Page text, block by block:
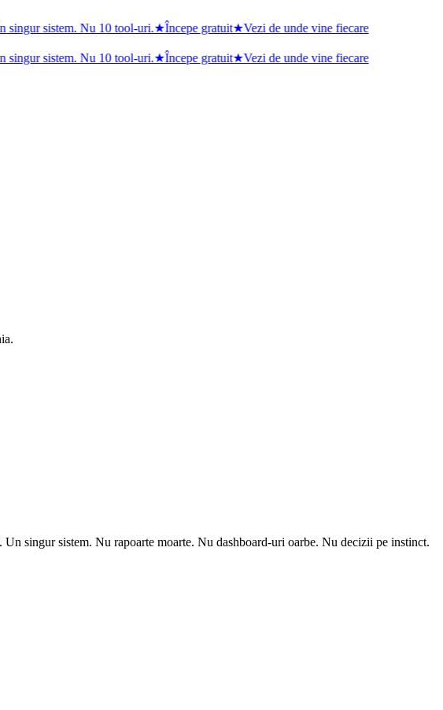
singur sistem. Nu 10 tool-uri.★Începe gratuit★Vezi de unde vine fiecare
singur sistem. Nu 10 tool-uri.★Începe gratuit★Vezi de unde vine fiecare
singur sistem. Nu rapoarte moarte. Nu dashboard-uri oarbe. Nu decizii pe instinct.